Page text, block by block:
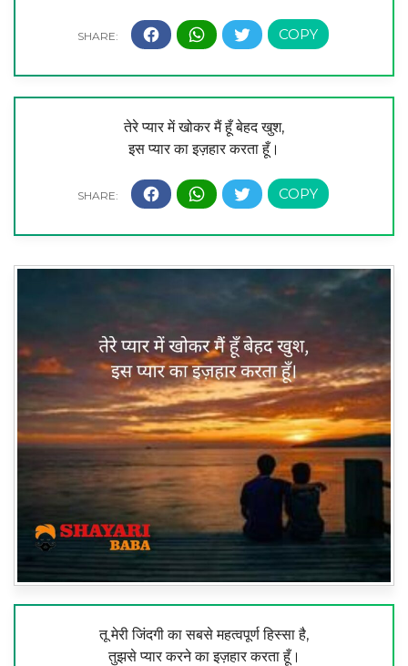
तेरे प्यार में खोकर मैं हूँ बेहद खुश,
इस प्यार का इज़हार करता हूँ।
तू मेरी जिंदगी का सबसे महत्वपूर्ण हिस्सा है,
तुझसे प्यार करने का इज़हार करता हूँ।